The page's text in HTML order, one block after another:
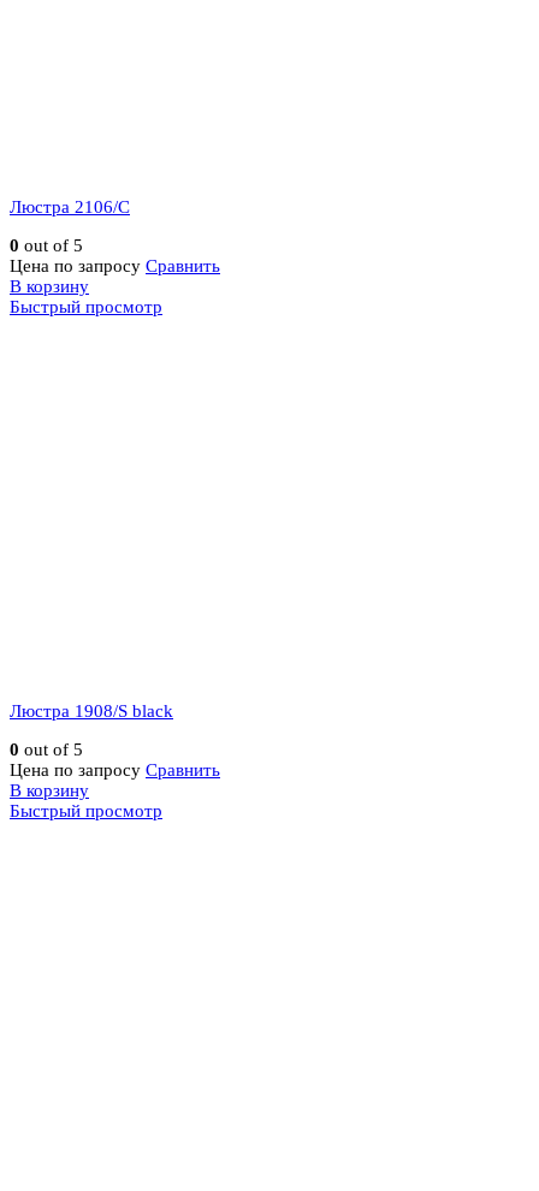
Люстра 2106/C
0 out of 5
Цена по запросу Сравнить
В корзину
Быстрый просмотр
Люстра 1908/S black
0 out of 5
Цена по запросу Сравнить
В корзину
Быстрый просмотр